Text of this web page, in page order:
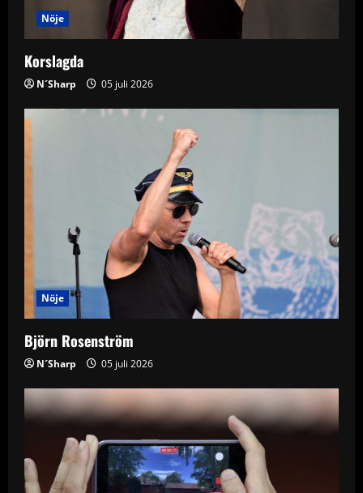
o
n
Nöje
Korslagda
N´Sharp 05 juli 2026
Nöje
Björn Rosenström
N´Sharp 05 juli 2026